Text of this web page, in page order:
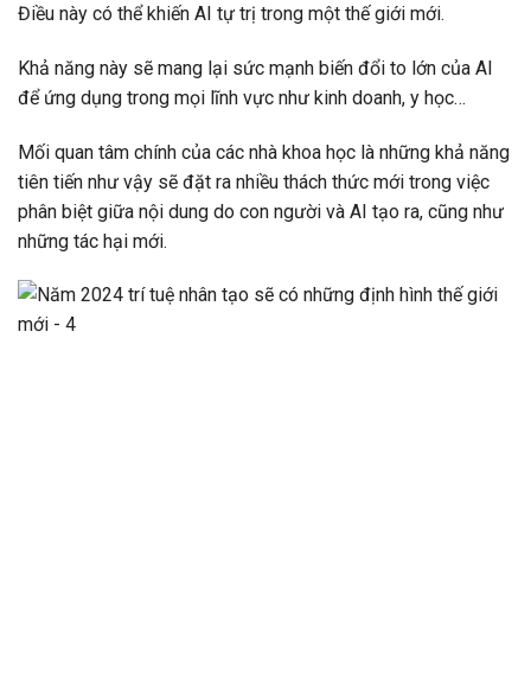
Điều này có thể khiến AI tự trị trong một thế giới mới.
Khả năng này sẽ mang lại sức mạnh biến đổi to lớn của AI
để ứng dụng trong mọi lĩnh vực như kinh doanh, y học…
Mối quan tâm chính của các nhà khoa học là những khả năng
tiên tiến như vậy sẽ đặt ra nhiều thách thức mới trong việc
phân biệt giữa nội dung do con người và AI tạo ra, cũng như
những tác hại mới.